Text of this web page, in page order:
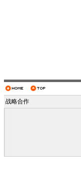
战略合作